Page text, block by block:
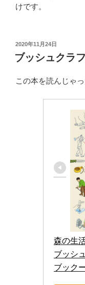
けです。
投
稿
日:
2020年11月24日
ブッシュクラ
この本を読んじゃ
森の生
ブッシ
ブック